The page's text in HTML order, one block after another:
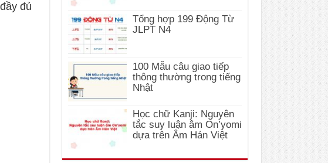
đủ
Tổng hợp 199 Động Từ
JLPT N4
100 Mẫu câu giao tiếp
thông thường trong tiếng
Nhật
Học chữ Kanji: Nguyên
tắc suy luận âm On’yomi
dựa trên Âm Hán Việt